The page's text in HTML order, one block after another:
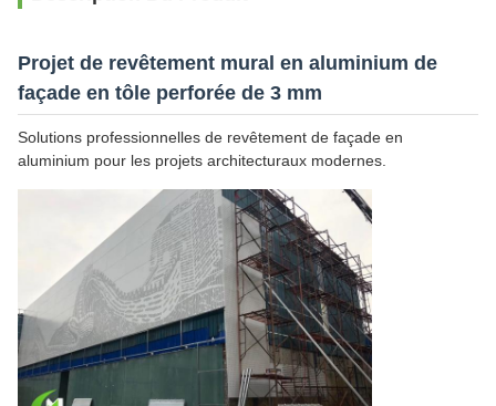
Projet de revêtement mural en aluminium de
façade en tôle perforée de 3 mm
Solutions professionnelles de revêtement de façade en
aluminium pour les projets architecturaux modernes.